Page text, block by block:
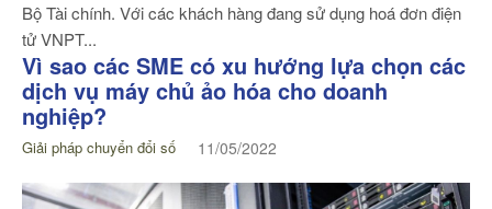
Bộ Tài chính. Với các khách hàng đang sử dụng hoá đơn điện
tử VNPT...
Vì sao các SME có xu hướng lựa chọn các
dịch vụ máy chủ ảo hóa cho doanh
nghiệp?
Giải pháp chuyển đổi số 11/05/2022